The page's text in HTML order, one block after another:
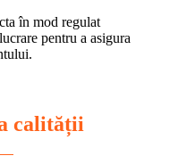
în mod regulat
pentru a asigura
calității